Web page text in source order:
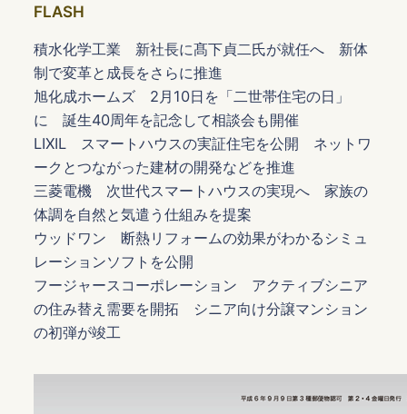
FLASH
積水化学工業 新社長に髙下貞二氏が就任へ 新体
制で変革と成長をさらに推進
旭化成ホームズ 2月10日を「二世帯住宅の日」
に 誕生40周年を記念して相談会も開催
LIXIL スマートハウスの実証住宅を公開 ネットワ
ークとつながった建材の開発などを推進
三菱電機 次世代スマートハウスの実現へ 家族の
体調を自然と気遣う仕組みを提案
ウッドワン 断熱リフォームの効果がわかるシミュ
レーションソフトを公開
フージャースコーポレーション アクティブシニア
の住み替え需要を開拓 シニア向け分譲マンション
の初弾が竣工